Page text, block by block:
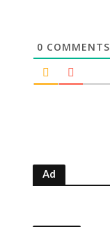
0 COMMENTS
Ad